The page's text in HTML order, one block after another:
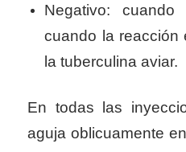
Negativo:
cuando la reacción
la tuberculina aviar.
En todas las
aguja oblicuamente